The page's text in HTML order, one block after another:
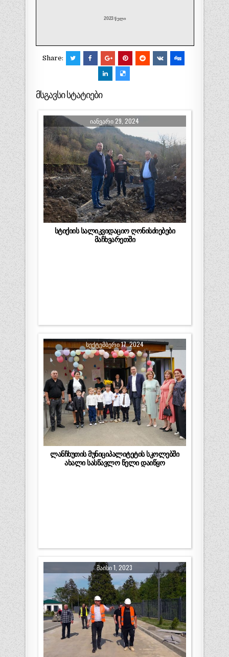
Share:
მსგავსი სტატიები
ᲘᲐᲜᲕᲐᲠᲘ 29, 2024
სტიქიის სალიკვიდაციო ღონისძიებები
მაჩხვარეთში
ᲡᲔᲥᲢᲔᲛᲑᲔᲠᲘ 17, 2024
ლანჩხუთის მუნიციპალიტეტის სკოლებში
ახალი სასწავლო წელი დაიწყო
ᲛᲐᲘᲡᲘ 1, 2023